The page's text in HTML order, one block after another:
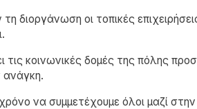
τη διοργάνωση οι τοπικές
τις κοινωνικές δομές της πόλης
ανάγκη.
να συμμετέχουμε όλοι μαζί